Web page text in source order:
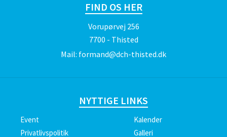
FIND OS HER
Vorupørvej 256
7700 - Thisted
Mail: formand@dch-thisted.dk
NYTTIGE LINKS
Event
Kalender
Privatlivspolitik
Galleri